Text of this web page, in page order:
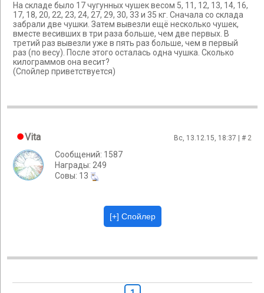
На складе было 17 чугунных чушек весом 5, 11, 12, 13, 14, 16,
17, 18, 20, 22, 23, 24, 27, 29, 30, 33 и 35 кг. Сначала со склада
забрали две чушки. Затем вывезли ещё несколько чушек,
вместе весивших в три раза больше, чем две первых. В
третий раз вывезли уже в пять раз больше, чем в первый
раз (по весу). После этого осталась одна чушка. Сколько
килограммов она весит?
(Спойлер приветствуется)
Vita Вс, 13.12.15, 18:37 | # 2
Сообщений: 1587
Награды: 249
Cовы: 13